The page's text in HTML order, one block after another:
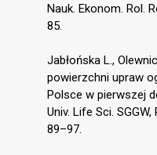
Nauk. Ekonom. Rol.
85.
Jabłońska L.,
powierzchni upraw
Polsce w pierwszej
Univ. Life Sci.
89–97.